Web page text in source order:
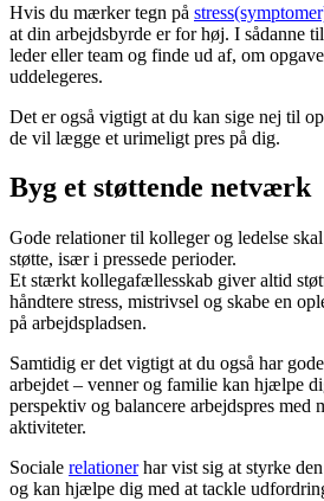
Hvis du mærker tegn på
at din arbejdsbyrde er for høj. I sådanne
leder eller team og finde ud af, om
uddelegeres.
Det er også vigtigt at du kan sige nej til
de vil lægge et urimeligt pres på dig.
Byg et støttende netværk
Gode relationer til kolleger og ledelse
støtte, især i pressede perioder.
Et stærkt kollegafællesskab giver altid
håndtere stress, mistrivsel og skabe en
på arbejdspladsen.
Samtidig er det vigtigt at du også har
arbejdet – venner og familie kan hjælpe
perspektiv og balancere arbejdspres med
aktiviteter.
Sociale relationerhar vist sig at styrke
og kan hjælpe dig med at tackle